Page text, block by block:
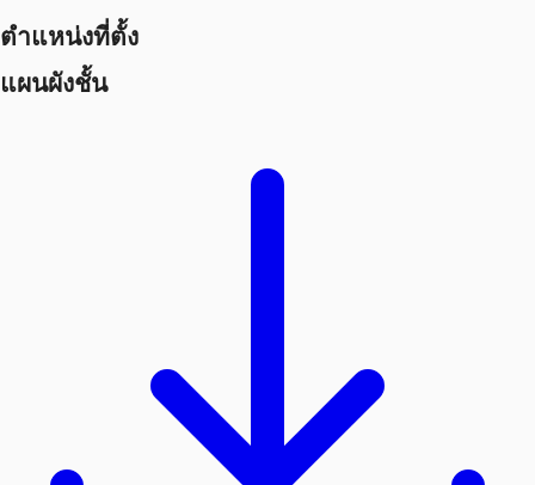
ตำแหน่งที่ตั้ง
แผนผังชั้น